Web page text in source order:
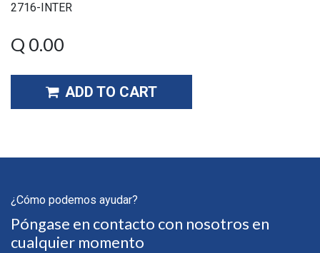
2716-INTER
Q 0.00
ADD TO CART
¿Cómo podemos ayudar?
Póngase en contacto con nosotros en
cualquier momento